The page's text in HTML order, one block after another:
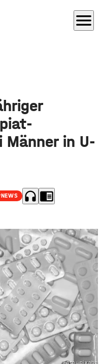
menu
Männer in U-
headphones chrome_reader_mode
Foto: